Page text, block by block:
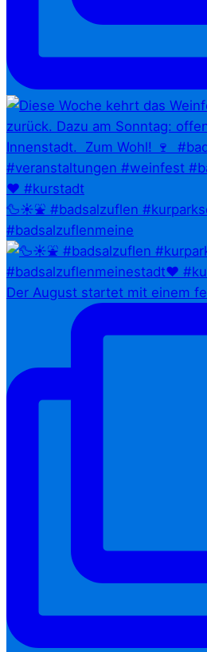
🦆☀️⛲ #badsalzuflen
#badsalzuflenmeine
Der August startet mit einem